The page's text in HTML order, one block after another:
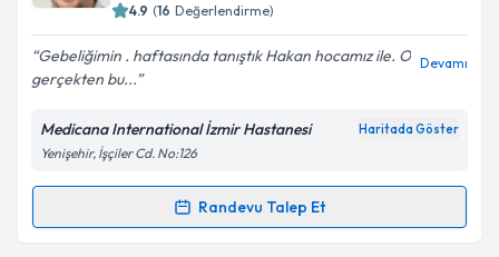
Kişisel verilerimin işlenmesine ilişkin
Aydınlatma
Metni'ni okudum ve kişisel verilerimin belirtilen
kapsamda işlenmesini kabul ediyorum.
4.9 (16 Değerlendirme)
Gebeliğimin . haftasında tanıştık Hakan hocamız ile. O
gerçekten bu...
Devamı
Medicana International İzmir Hastanesi Haritada Göster
Yenişehir, İşçiler Cd. No:126
Randevu Talep Et
Randevu Takvimi Talebi